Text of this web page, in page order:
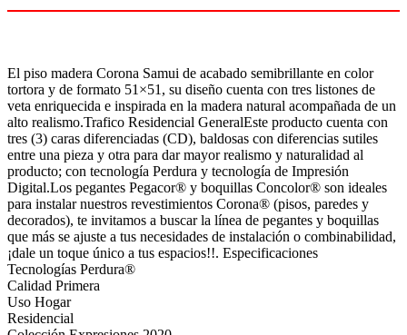
El piso madera Corona Samui de acabado semibrillante en color
tortora y de formato 51×51, su diseño cuenta con tres listones de
veta enriquecida e inspirada en la madera natural acompañada de un
alto realismo.Trafico Residencial GeneralEste producto cuenta con
tres (3) caras diferenciadas (CD), baldosas con diferencias sutiles
entre una pieza y otra para dar mayor realismo y naturalidad al
producto; con tecnología Perdura y tecnología de Impresión
Digital.Los pegantes Pegacor® y boquillas Concolor® son ideales
para instalar nuestros revestimientos Corona® (pisos, paredes y
decorados), te invitamos a buscar la línea de pegantes y boquillas
que más se ajuste a tus necesidades de instalación o combinabilidad,
¡dale un toque único a tus espacios!!. Especificaciones
Tecnologías Perdura®
Calidad Primera
Uso Hogar
Residencial